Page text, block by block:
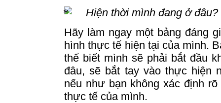
Hiện thời mình đang ở đâu?
Hãy làm ngay một bảng đáng
hình thực tế hiện tại của mình.
thể biết mình sẽ phải bắt đầu
đâu, sẽ bắt tayvào thực hiện
nếu như bạn không xác định
thực tế của mình.